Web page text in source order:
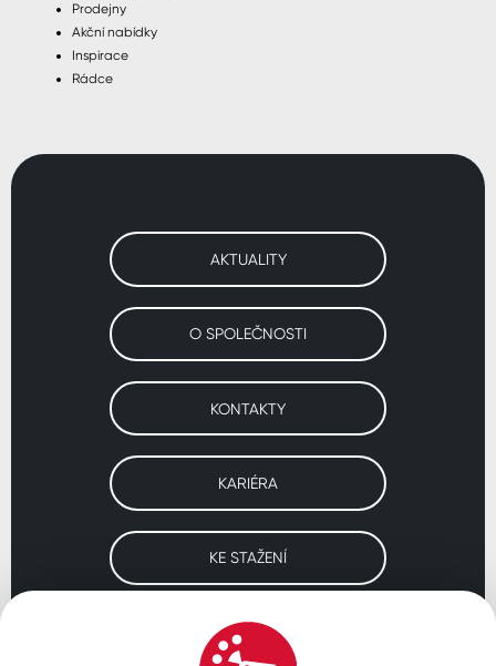
Prodejny
Akční nabídky
Inspirace
Rádce
AKTUALITY
O SPOLEČNOSTI
KONTAKTY
KARIÉRA
KE STAŽENÍ
Navštivte naše pobočky